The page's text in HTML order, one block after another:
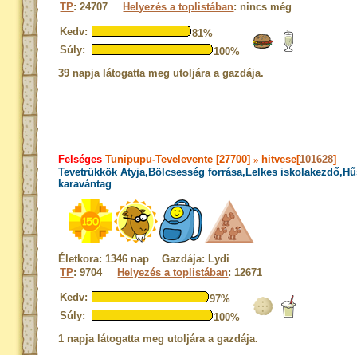
TP: 24707 Helyezés a toplistában: nincs még
Kedv:
81%
Súly:
100%
39 napja látogatta meg utoljára a gazdája.
Felséges Tunipupu-Tevelevente [27700]» hitvese[101628]
Tevetrükkök Atyja,Bölcsesség forrása,Lelkes
karavántag
Életkora: 1346 nap Gazdája: Lydi
TP: 9704 Helyezés a toplistában: 12671
Kedv:
97%
Súly:
100%
1 napja látogatta meg utoljára a gazdája.